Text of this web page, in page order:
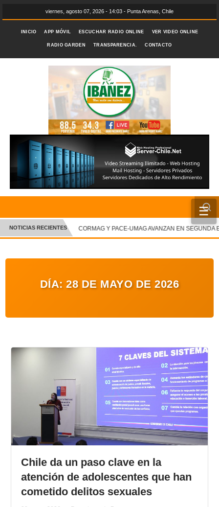
viernes, agosto 07, 2026 - 14:03 - Punta Arenas, Chile
INICIO APP MÓVIL ESCUCHAR RADIO ONLINE VER VIDEO ONLINE
RADIO GARDEN TRANSPARENCIA. CONTACTO
☰
INICIO
CRÓNICA
ENTRETENIMIENTO Y CULTURA
VIDEOS
GALERIA DE FOTOS
APP MÓVIL
NOTICIAS RECIENTES CORMAG Y PACE-UMAG AVANZAN EN SEGUNDA
DÍA:28 DE MAYO DE 2026
Chile da un paso clave en la
atención de adolescentes que han
cometido delitos sexuales